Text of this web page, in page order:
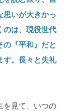
思いが大きかっ
のは、現役世代
『平和』だと
す。長々と失礼
を見て、いつの